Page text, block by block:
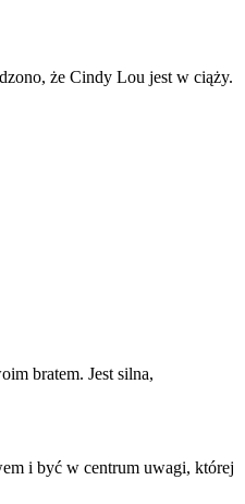
że Cindy Lou jest w ciąży.
bratem. Jest silna,
i być w centrum uwagi, której